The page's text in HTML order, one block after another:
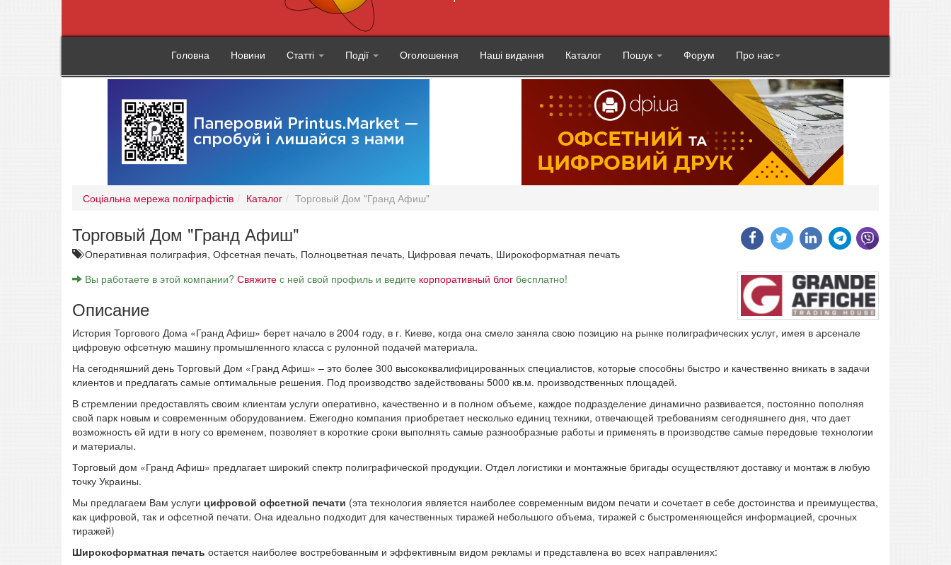
Головна Новини Статті Події Оголошення Наші видання Каталог Пошук Форум Про нас
Соціальна мережа поліграфістів Каталог Торговый Дом "Гранд Афиш"
Торговый Дом "Гранд Афиш"
Оперативная полиграфия, Офсетная печать, Полноцветная печать, Цифровая печать, Широкоформатная печать
Вы работаете в этой компании? Свяжите с ней свой профиль и ведите корпоративный блог бесплатно!
Описание
История Торгового Дома «Гранд Афиш» берет начало в 2004 году, в г. Киеве, когда она смело заняла свою позицию на рынке полиграфических услуг, имея в арсенале
цифровую офсетную машину промышленного класса с рулонной подачей материала.
На сегодняшний день Торговый Дом «Гранд Афиш» – это более 300 высококвалифицированных специалистов, которые способны быстро и качественно вникать в задачи
клиентов и предлагать самые оптимальные решения. Под производство задействованы 5000 кв.м. производственных площадей.
В стремлении предоставлять своим клиентам услуги оперативно, качественно и в полном объеме, каждое подразделение динамично развивается, постоянно пополняя
свой парк новым и современным оборудованием. Ежегодно компания приобретает несколько единиц техники, отвечающей требованиям сегодняшнего дня, что дает
возможность ей идти в ногу со временем, позволяет в короткие сроки выполнять самые разнообразные работы и применять в производстве самые передовые технологии
и материалы.
Торговый дом «Гранд Афиш» предлагает широкий спектр полиграфической продукции. Отдел логистики и монтажные бригады осуществляют доставку и монтаж в любую
точку Украины.
Мы предлагаем Вам услуги цифровой офсетной печати (эта технология является наиболее современным видом печати и сочетает в себе достоинства и преимущества,
как цифровой, так и офсетной печати. Она идеально подходит для качественных тиражей небольшого объема, тиражей с быстроменяющейся информацией, срочных
тиражей)
Широкоформатная печать остается наиболее востребованным и эффективным видом рекламы и представлена во всех направлениях: